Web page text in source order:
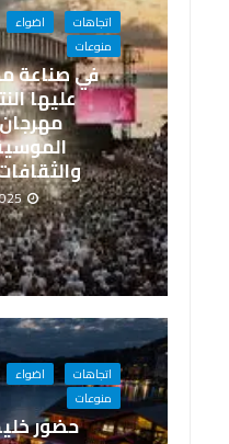
اتجاهات اضواء
منوعات
في صناعة
عليها
اتجاهات اضواء
منوعات
حضور